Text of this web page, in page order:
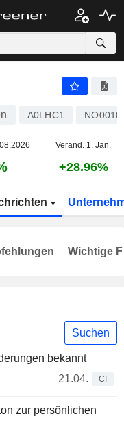
A0LHC1
Veränd. 1. Jan.
+28.96%
Suchen
bekannt
21.04.
CI
zur persönlichen
Wichtige